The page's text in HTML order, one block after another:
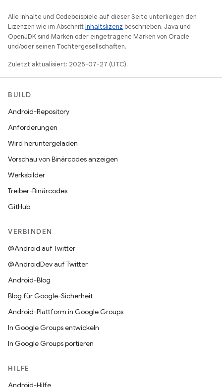
Alle Inhalte und Codebeispiele auf dieser Seite unterliegen den
Lizenzen wie im AbschnittInhaltslizenz beschrieben. Java und
OpenJDK sind Marken oder eingetragene Marken von Oracle
und/oder seinen Tochtergesellschaften.
Zuletzt aktualisiert: 2025-07-27 (UTC).
BUILD
Android-Repository
Anforderungen
Wird heruntergeladen
Vorschau von Binärcodes anzeigen
Werksbilder
Treiber-Binärcodes
GitHub
VERBINDEN
@Android auf Twitter
@AndroidDev auf Twitter
Android-Blog
Blog für Google-Sicherheit
Android-Plattform in Google Groups
In Google Groups entwickeln
In Google Groups portieren
HILFE
Android-Hilfe